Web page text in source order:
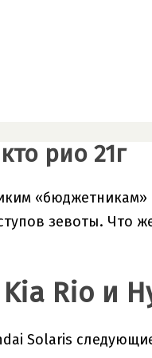
рио 21г
зевоты. Что
Rio и
Solaris